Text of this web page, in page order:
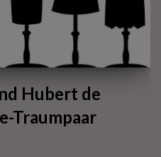
Hubert de
Traumpaar